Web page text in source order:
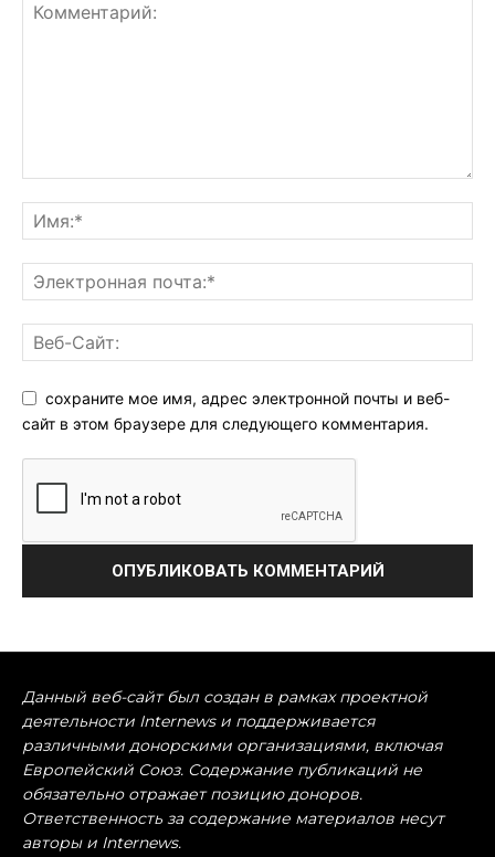
сохраните мое имя, адрес электронной почты и веб-
сайт в этом браузере для следующего комментария.
Данный веб-сайт был создан в рамках проектной
деятельности Internews и поддерживается
различными донорскими организациями, включая
Европейский Союз. Содержание публикаций не
обязательно отражает позицию доноров.
Ответственность за содержание материалов несут
авторы и Internews.